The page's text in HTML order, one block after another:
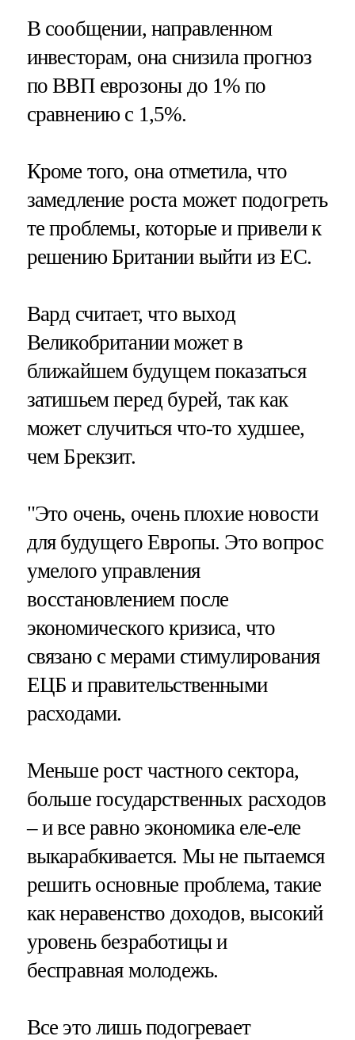
В сообщении, направленном
инвесторам, она снизила прогноз
по ВВП еврозоны до 1% по
сравнению с 1,5%.
Кроме того, она отметила, что
замедление роста может подогреть
те проблемы, которые и привели к
решению Британии выйти из ЕС.
Вард считает, что выход
Великобритании может в
ближайшем будущем показаться
затишьем перед бурей, так как
может случиться что-то худшее,
чем Брекзит.
"Это очень, очень плохие новости
для будущего Европы. Это вопрос
умелого управления
восстановлением после
экономического кризиса, что
связано с мерами стимулирования
ЕЦБ и правительственными
расходами.
Меньше рост частного сектора,
больше государственных расходов
– и все равно экономика еле-еле
выкарабкивается. Мы не пытаемся
решить основные проблема, такие
как неравенство доходов, высокий
уровень безработицы и
бесправная молодежь.
Все это лишь подогревает